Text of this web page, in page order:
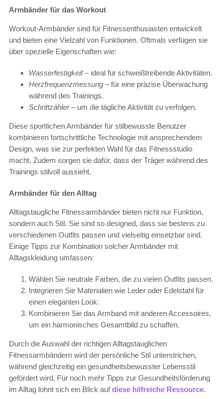
Armbänder für das Workout
Workout-Armbänder sind für Fitnessenthusiasten entwickelt
und bieten eine Vielzahl von Funktionen. Oftmals verfügen sie
über spezielle Eigenschaften wie:
Wasserfestigkeit– ideal für schweißtreibende Aktivitäten.
Herzfrequenzmessung – für eine präzise Überwachung
während des Trainings.
Schrittzähler– um die tägliche Aktivität zu verfolgen.
Diese sportlichen Armbänder für stilbewusste Benutzer
kombinieren fortschrittliche Technologie mit ansprechendem
Design, was sie zur perfekten Wahl für das Fitnessstudio
macht. Zudem sorgen sie dafür, dass der Träger während des
Trainings stilvoll aussieht.
Armbänder für den Alltag
Alltagstaugliche Fitnessarmbänder bieten nicht nur Funktion,
sondern auch Stil. Sie sind so designed, dass sie bestens zu
verschiedenen Outfits passen und vielseitig einsetzbar sind.
Einige Tipps zur Kombination solcher Armbänder mit
Alltagskleidung umfassen:
Wählen Sie neutrale Farben, die zu vielen Outfits passen.
Integrieren Sie Materialien wie Leder oder Edelstahl für
einen eleganten Look.
Kombinieren Sie das Armband mit anderen Accessoires,
um ein harmonisches Gesamtbild zu schaffen.
Durch die Auswahl der richtigen Alltagstauglichen
Fitnessarmbändern wird der persönliche Stil unterstrichen,
während gleichzeitig ein gesundheitsbewusster Lebensstil
gefördert wird. Für noch mehr Tipps zur Gesundheitsförderung
im Alltag lohnt sich ein Blick aufdiese hilfreiche Ressource.